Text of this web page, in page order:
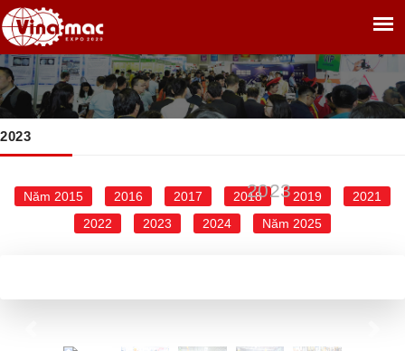
2023
2023
Năm 2015 2016 2017 2018 2019
2021
2022
2023 2024 Năm 2025